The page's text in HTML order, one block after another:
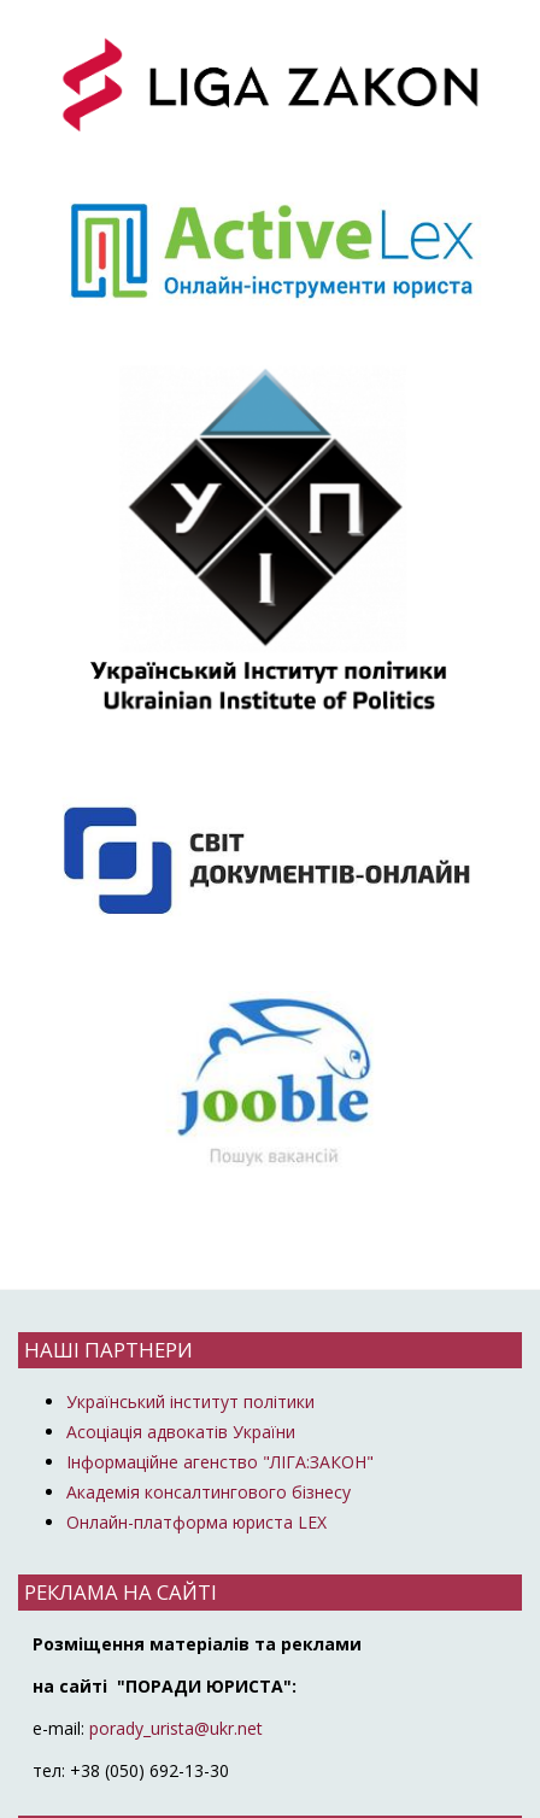
НАШІ ПАРТНЕРИ
Український інститут політики
Асоціація адвокатів України
Інформаційне агенство "ЛІГА:ЗАКОН"
Академія консалтингового бізнесу
Онлайн-платформа юриста LEX
РЕКЛАМА НА САЙТІ
Розміщення матеріалів та реклами
на сайті "ПОРАДИ ЮРИСТА":
e-mail: porady_urista@ukr.net
тел: +38 (050) 692-13-30